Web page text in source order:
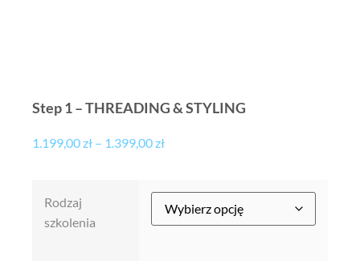
Step 1 – THREADING & STYLING
1.199,00zł – 1.399,00zł
Rodzaj
szkolenia